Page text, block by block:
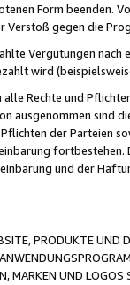
Form beenden.
Verstoß gegen die
Vergütungen
wird
Rechte und
ausgenommen sind
der Parteien
und der
PRODUKTE UND
MARKEN UND